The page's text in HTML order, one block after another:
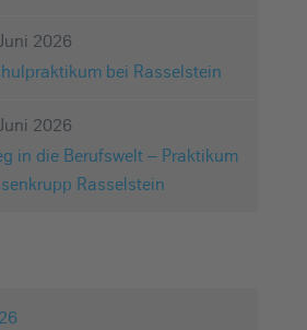
2026
bei Rasselstein
2026
in die Berufswelt – Praktikum
Rasselstein